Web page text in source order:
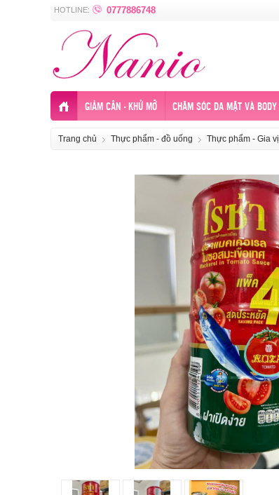
HOTLINE: 0777886748
GIẢM CÂN - KHỬ MỠ CHĂM SÓC DA MẶT VÀ BODY
Trang chủ Thực phẩm - đồ uống Thực phẩm - Gia vị